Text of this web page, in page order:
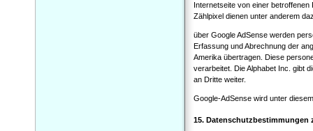
Internetseite von einer
Zählpixel dienen unter anderem
über Google AdSense werden
Erfassung und Abrechnung der
Amerika übertragen. Diese
verarbeitet. Die Alphabet Inc. gibt
an Dritte weiter.
Google-AdSense wird unter
15.